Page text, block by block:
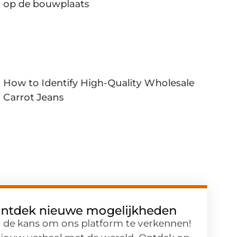
op de bouwplaats
How to Identify High-Quality Wholesale
Carrot Jeans
nieuwe mogelijkheden
kans om ons platform te verkennen!